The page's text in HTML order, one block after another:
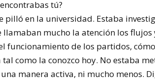
tú?
pilló en la universidad. Estaba
mucho la atención los
funcionamiento de los partidos,
como la conozco hoy. No estaba
manera activa, ni mucho menos.